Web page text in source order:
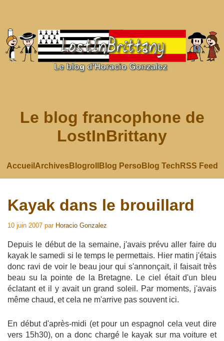
Le blog francophone de
LostInBrittany
Accueil ArchivesBlogroll Blog Perso Blog Tech RSS Feed
Kayak dans le brouillard
10 juin 2007 par Horacio Gonzalez
Depuis le début de la semaine, j'avais prévu aller faire du
kayak le samedi si le temps le permettais. Hier matin j'étais
donc ravi de voir le beau jour qui s'annonçait, il faisait très
beau su la pointe de la Bretagne. Le ciel était d'un bleu
éclatant et il y avait un grand soleil. Par moments, j'avais
même chaud, et cela ne m'arrive pas souvent ici.
En début d'après-midi (et pour un espagnol cela veut dire
vers 15h30), on a donc chargé le kayak sur ma voiture et